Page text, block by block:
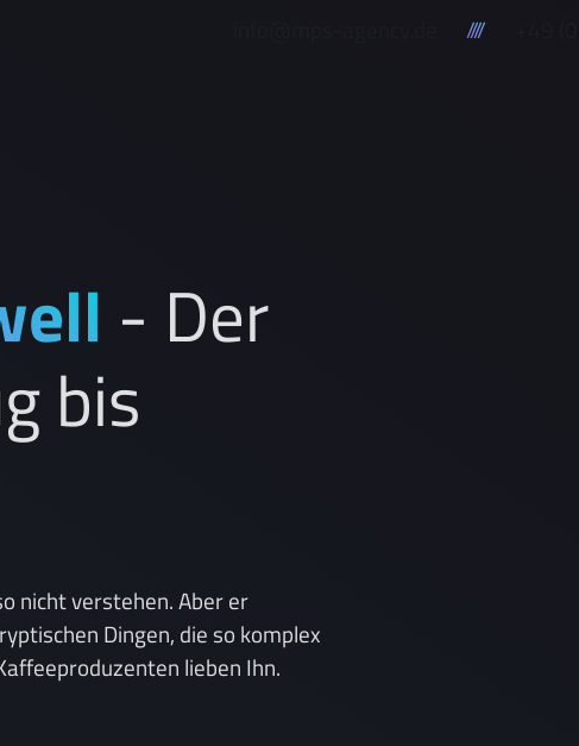
////
- Der
bis
nicht verstehen. Aber er
Dingen, die so komplex
lieben Ihn.